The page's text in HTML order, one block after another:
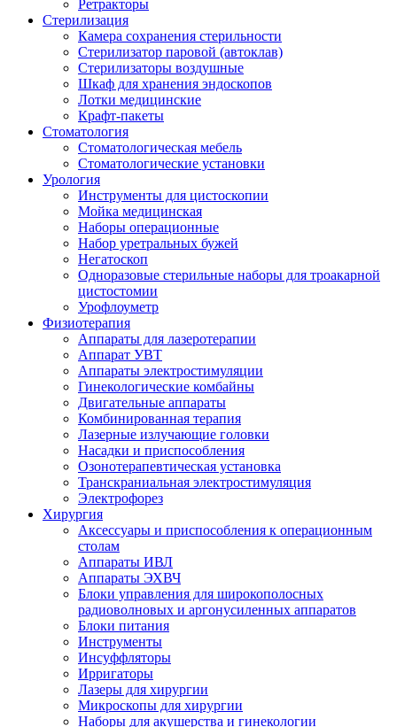
Ретракторы
Стерилизация
Камера сохранения стерильности
Стерилизатор паровой (автоклав)
Стерилизаторы воздушные
Шкаф для хранения эндоскопов
Лотки медицинские
Крафт-пакеты
Стоматология
Стоматологическая мебель
Стоматологические установки
Урология
Инструменты для цистоскопии
Мойка медицинская
Наборы операционные
Набор уретральных бужей
Негатоскоп
Одноразовые стерильные наборы для троакарной
цистостомии
Урофлоуметр
Физиотерапия
Аппараты для лазеротерапии
Аппарат УВТ
Аппараты электростимуляции
Гинекологические комбайны
Двигательные аппараты
Комбинированная терапия
Лазерные излучающие головки
Насадки и приспособления
Озонотерапевтическая установка
Транскраниальная электростимуляция
Электрофорез
Хирургия
Аксессуары и приспособления к операционным
столам
Аппараты ИВЛ
Аппараты ЭХВЧ
Блоки управления для широкополосных
радиоволновых и аргонусиленных аппаратов
Блоки питания
Инструменты
Инсуффляторы
Ирригаторы
Лазеры для хирургии
Микроскопы для хирургии
Наборы для акушерства и гинекологии